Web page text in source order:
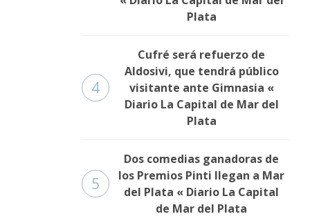
Plata
4
Cufré será refuerzo de
Aldosivi, que tendrá público
visitante ante Gimnasia «
Diario La Capital de Mar del
Plata
5
Dos comedias ganadoras de
los Premios Pinti llegan a Mar
del Plata « Diario La Capital
de Mar del Plata